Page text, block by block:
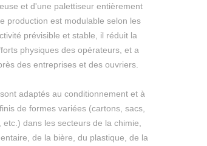
et d'une palettiseur entièrement
production est modulable selon les
prévisible et stable, il réduit la
physiques des opérateurs, et a
des entreprises et des ouvriers.
adaptés au conditionnement et à
de formes variées (cartons, sacs,
dans les secteurs de la chimie,
de la bière, du plastique, de la